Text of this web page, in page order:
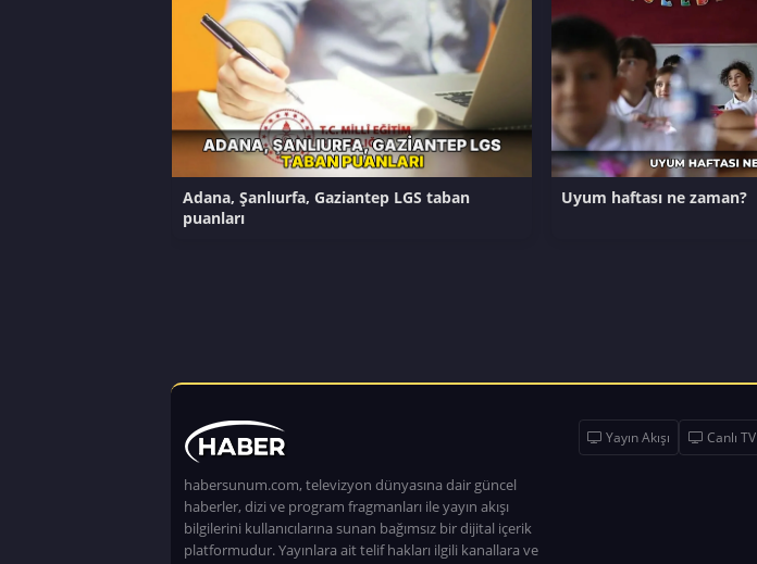
Adana, Şanlıurfa, Gaziantep LGS taban
puanları
Uyum haftası ne zaman?
habersunum.com, televizyon dünyasına dair güncel
haberler, dizi ve program fragmanları ile yayın akışı
bilgilerini kullanıcılarına sunan bağımsız bir dijital içerik
platformudur. Yayınlara ait telif hakları ilgili kanallara ve
Yayın Akışı Canlı TV